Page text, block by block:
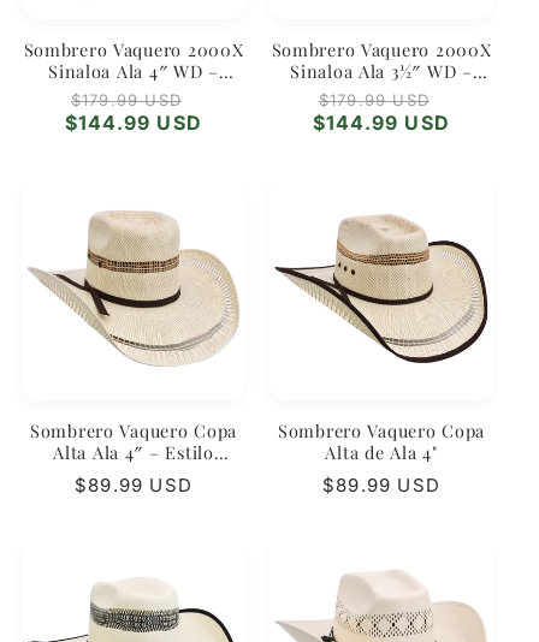
Sombrero Vaquero 2000X
Sinaloa Ala 4″ WD –
Tradicional y Elegante
Regular
price
$179.99 USD
price
$144.99 USD
Sombrero Vaquero 2000X
Sinaloa Ala 3½″ WD –
Versión Clásica
Regular
price
$179.99 USD
price
$144.99 USD
Sombrero Vaquero Copa
Alta Ala 4″ – Estilo
Moderno
Regular
$89.99 USD
Sombrero Vaquero Copa
Alta de Ala 4"
Regular
$89.99 USD